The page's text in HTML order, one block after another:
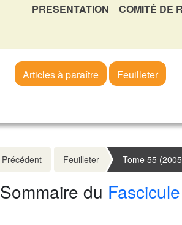
PRESENTATION COMITÉ DE
Articles à paraître
Feuilleter
Précédent Feuilleter Tome 55
Sommaire du